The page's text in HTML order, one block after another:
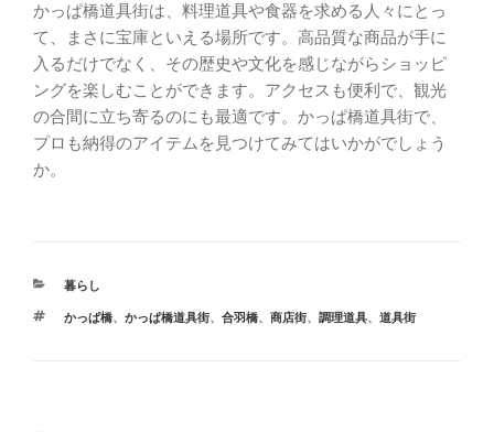
かっぱ橋道具街は、料理道具や食器を求める人々にとっ
て、まさに宝庫といえる場所です。高品質な商品が手に
入るだけでなく、その歴史や文化を感じながらショッピ
ングを楽しむことができます。アクセスも便利で、観光
の合間に立ち寄るのにも最適です。かっぱ橋道具街で、
プロも納得のアイテムを見つけてみてはいかがでしょう
か。
暮らし
かっぱ橋、 かっぱ橋道具街、 合羽橋、 商店街、 調理道具、 道具街